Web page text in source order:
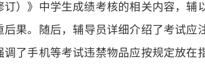
）》中学生成绩考核的相关内容，辅
果。随后，辅导员详细介绍了考试应
了手机等考试违禁物品应按规定放在